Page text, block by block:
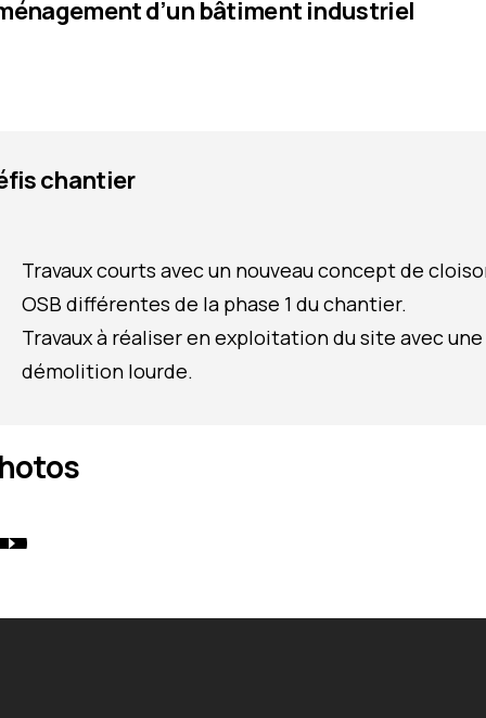
d’un bâtiment industriel
chantier
Travaux courts avec un nouveau concept de
OSB différentes de la phase 1 du chantier.
Travaux à réaliser en exploitation du site avec une
démolition lourde.